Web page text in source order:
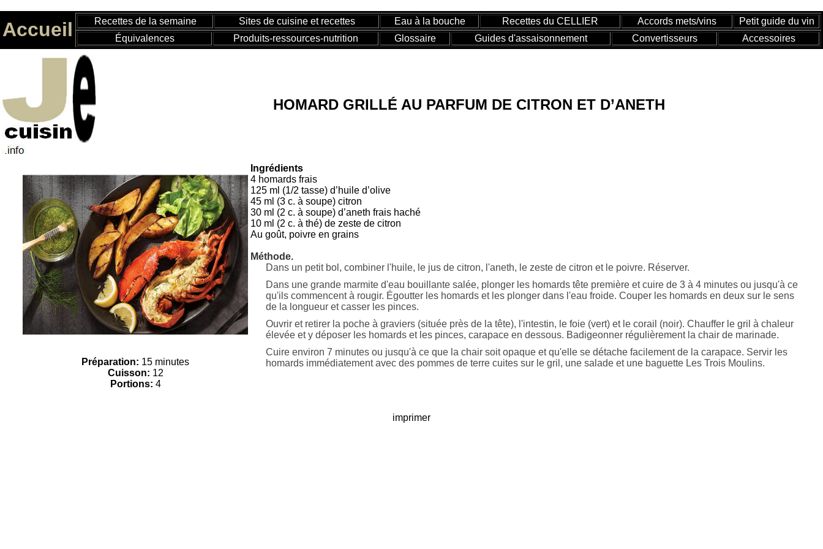
Accueil Recettes de la semaine Sites de cuisine et recettes Eau à la bouche Recettes du CELLIER Accords mets/vins
Petit guide du vin
Équivalences
Produits-ressources-nutrition Glossaire Guides d'assaisonnement Convertisseurs Accessoires
HOMARD GRILLÉ AU PARFUM DE CITRON ET D’ANETH
Préparation: 15 minutes
Cuisson: 12
Portions: 4
Ingrédients
4 homards frais
125 ml (1/2 tasse) d’huile d’olive
45 ml (3 c. à soupe) citron
30 ml (2 c. à soupe) d’aneth frais haché
10 ml (2 c. à thé) de zeste de citron
Au goût, poivre en grains
Méthode.
Dans un petit bol, combiner l'huile, le jus de citron, l'aneth, le zeste de citron et le poivre. Réserver.
Dans une grande marmite d'eau bouillante salée, plonger les homards tête première et cuire de 3 à 4 minutes ou jusqu'à ce
qu'ils commencent à rougir. Égoutter les homards et les plonger dans l'eau froide. Couper les homards en deux sur le sens
de la longueur et casser les pinces.
Ouvrir et retirer la poche à graviers (située près de la tête), l'intestin, le foie (vert) et le corail (noir). Chauffer le gril à chaleur
élevée et y déposer les homards et les pinces, carapace en dessous. Badigeonner régulièrement la chair de marinade.
Cuire environ 7 minutes ou jusqu'à ce que la chair soit opaque et qu'elle se détache facilement de la carapace. Servir les
homards immédiatement avec des pommes de terre cuites sur le gril, une salade et une baguette Les Trois Moulins.
imprimer